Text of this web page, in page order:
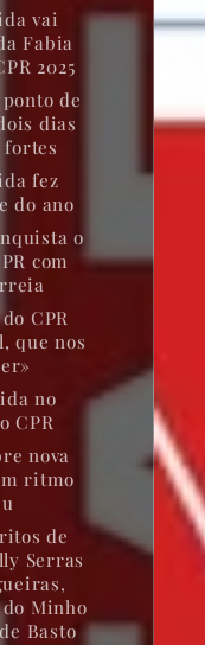
vai
Fabia
2025
de
dias
fortes
fez
do ano
o
com
CPR
que nos
no
CPR
nova
ritmo
de
Serras
Minho
Basto